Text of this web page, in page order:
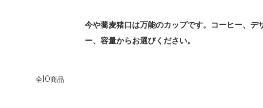
今や蕎麦猪口は万能のカップです。コーヒー、
ー、容量からお選びください。
全10商品